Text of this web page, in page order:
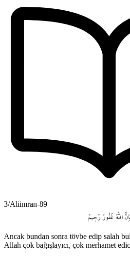
3/Aliimran-89
اللّٰهَ غَفُورٌ رَح۪يمٌ
Ancak bundan sonra tövbe edip salah
Allah çok bağışlayıcı, çok merhamet